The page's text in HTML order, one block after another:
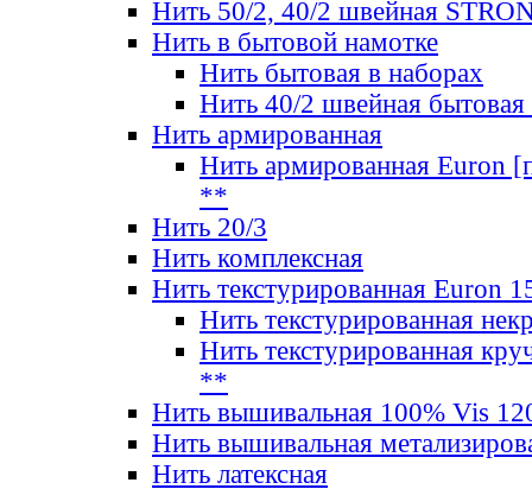
Нить 50/2, 40/2 швейная
Нить в бытовой намотке
Нить бытовая в наборах
Нить 40/2 швейная бытовая
Нить армированная
Нить армированная Euron
**
Нить 20/3
Нить комплексная
Нить текстурированная Euron
Нить текстурированная
Нить текстурированная
**
Нить вышивальная 100% Vis
Нить вышивальная
Нить латексная